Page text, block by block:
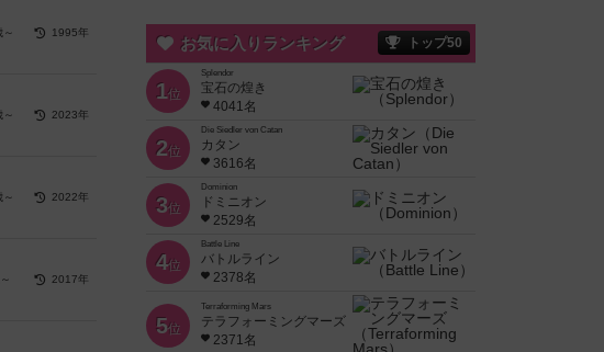
1995年
2023年
2022年
2017年
お気に入りランキング トップ50
1位
Splendor
宝石の煌き
4041名
2位
Die Siedler von Catan
カタン
3616名
3位
Dominion
ドミニオン
2529名
4位
Battle Line
バトルライン
2378名
5位
Terraforming Mars
テラフォーミングマーズ
2371名